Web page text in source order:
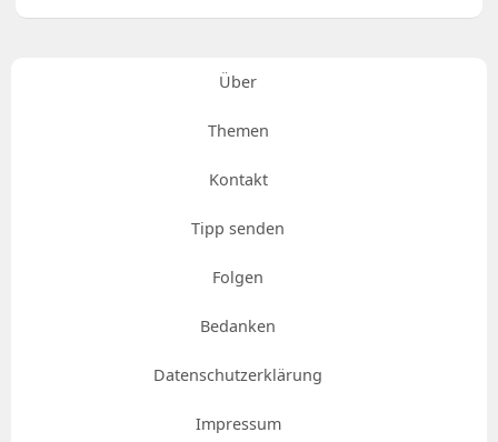
Über
Themen
Kontakt
Tipp senden
Folgen
Bedanken
Datenschutzerklärung
Impressum